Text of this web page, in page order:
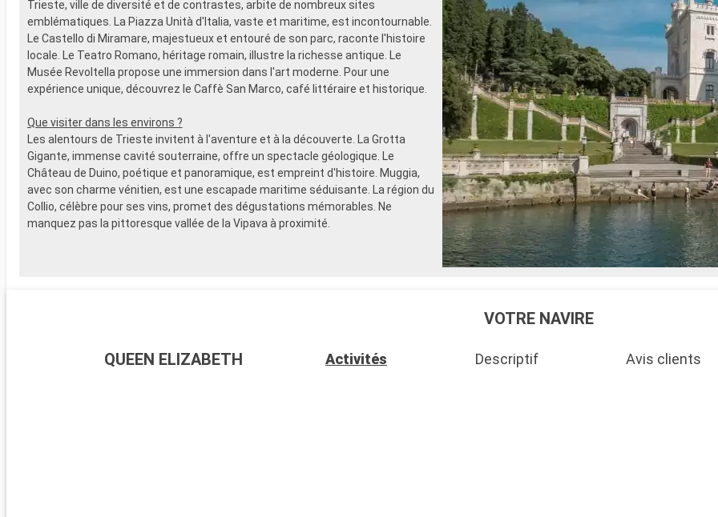
Trieste, ville de diversité et de contrastes, arbite de nombreux sites
emblématiques. La Piazza Unità d'Italia, vaste et maritime, est incontournable.
Le Castello di Miramare, majestueux et entouré de son parc, raconte l'histoire
locale. Le Teatro Romano, héritage romain, illustre la richesse antique. Le
Musée Revoltella propose une immersion dans l'art moderne. Pour une
expérience unique, découvrez le Caffè San Marco, café littéraire et historique.
Que visiter dans les environs ?
Les alentours de Trieste invitent à l'aventure et à la découverte. La Grotta
Gigante, immense cavité souterraine, offre un spectacle géologique. Le
Château de Duino, poétique et panoramique, est empreint d'histoire. Muggia,
avec son charme vénitien, est une escapade maritime séduisante. La région du
Collio, célèbre pour ses vins, promet des dégustations mémorables. Ne
manquez pas la pittoresque vallée de la Vipava à proximité.
VOTRE NAVIRE
QUEEN ELIZABETH Activités Descriptif Avis clients